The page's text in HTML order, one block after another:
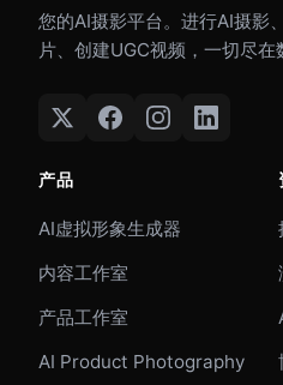
您的AI摄影平台。进行AI摄影
片、创建UGC视频，一切尽在
产品
AI虚拟形象生成器
内容工作室
产品工作室
AI Product Photography